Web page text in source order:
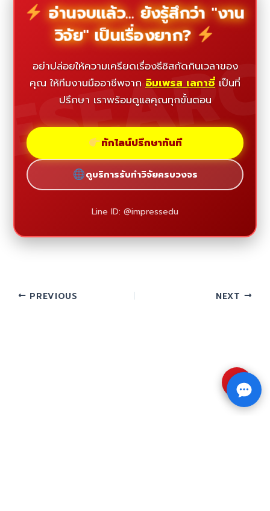
อ่านจบแล้ว... ยังรู้สึกว่า "งาน
วิจัย" เป็นเรื่องยาก?
อย่าปล่อยให้ความเครียดเรื่องธีซิสกัดกินเวลาของ
คุณ ให้ทีมงานมืออาชีพจาก อิมเพรส เลกาซี่ เป็นที่
ปรึกษา เราพร้อมดูแลคุณทุกขั้นตอน
ทักไลน์ปรึกษาทันที
ดูบริการรับทำวิจัยครบวงจร
Line ID: @impressedu
PREVIOUS NEXT
⇧